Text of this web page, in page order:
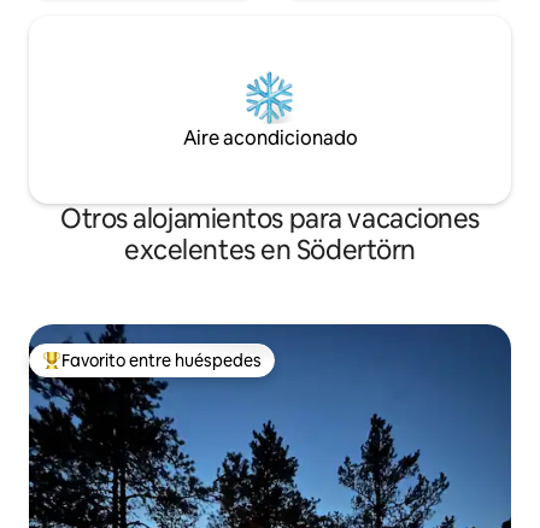
Aire acondicionado
Otros alojamientos para vacaciones
excelentes en Södertörn
Favorito entre huéspedes preferido
Favorito entre huéspedes